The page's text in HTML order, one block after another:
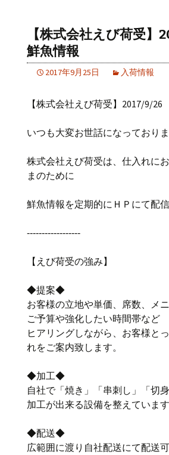
【株式会社えび荷受
鮮魚情報
2017年9月25日 入荷情報
【株式会社えび荷受】2017/9/
いつも大変お世話になっておりま
株式会社えび荷受は、仕入れに
まのために
鮮魚情報を定期的にＨＰにて配信
‐‐‐‐‐‐‐‐‐‐‐‐‐‐‐‐‐‐
【えび荷受の強み】
◆提案◆
お客様の立地や単価、席数、メ
ご予算や強化したい時間帯など
ヒアリングしながら、お客様と
れをご案内致します。
◆加工◆
自社で「焼き」「串刺し」「切
加工が出来る設備を整えています
◆配送◆
広範囲に渡り自社配送にて配送可